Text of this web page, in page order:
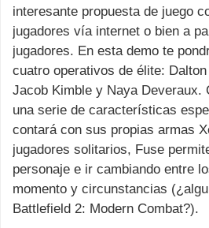
interesante propuesta de juego
jugadores vía internet o bien a
jugadores. En esta demo te
cuatro operativos de élite:
Jacob Kimble y Naya Deveraux.
una serie de características
contará con sus propias armas
jugadores solitarios, Fuse
personaje e ir cambiando entre
momento y circunstancias
Battlefield 2: Modern Combat?).